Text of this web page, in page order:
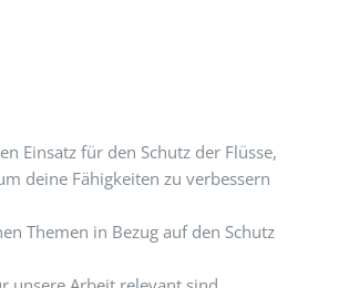
Einsatz für den Schutz der Flüsse,
deine Fähigkeiten zu verbessern
Themen in Bezug auf den Schutz